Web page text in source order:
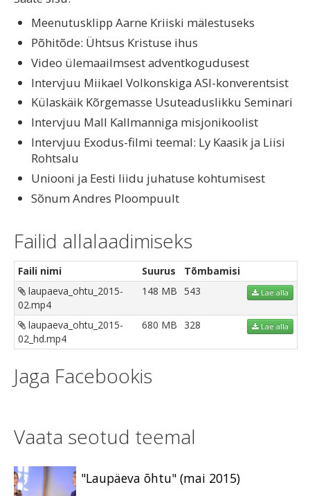
Meenutusklipp Aarne Kriiski mälestuseks
Põhitõde: Ühtsus Kristuse ihus
Video ülemaailmsest adventkogudusest
Intervjuu Miikael Volkonskiga ASI-konverentsist
Külaskäik Kõrgemasse Usuteaduslikku Seminari
Intervjuu Mall Kallmanniga misjonikoolist
Intervjuu Exodus-filmi teemal: Ly Kaasik ja Liisi
Rohtsalu
Uniooni ja Eesti liidu juhatuse kohtumisest
Sõnum Andres Ploompuult
Failid allalaadimiseks
Faili nimi Suurus
Tõmbamisi
laupaeva_ohtu_2015-
02.mp4
148 MB 543 Lae alla
laupaeva_ohtu_2015-
02_hd.mp4
680 MB 328 Lae alla
Jaga Facebookis
Vaata seotud teemal
"Laupäeva õhtu" (mai 2015)